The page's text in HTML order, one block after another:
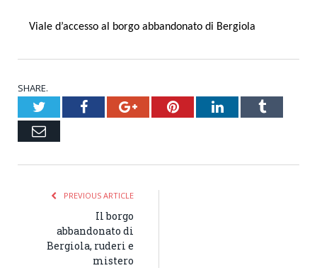
Viale d’accesso al borgo abbandonato di Bergiola
SHARE.
TwitterFacebookGoogle+PinterestLinkedInTumblr
Email
PREVIOUS ARTICLE
Il borgo
abbandonato di
Bergiola, ruderi e
mistero